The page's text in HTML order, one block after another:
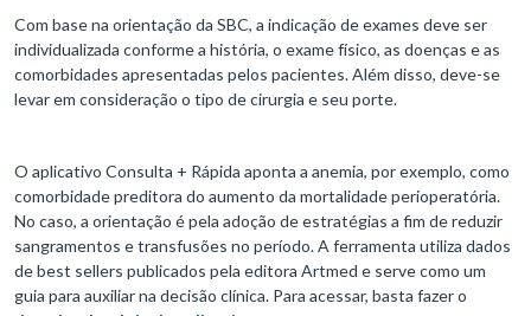
Com base na orientação da SBC, a indicação de exames deve ser
individualizada conforme a história, o exame físico, as doenças e as
comorbidades apresentadas pelos pacientes. Além disso, deve-se
levar em consideração o tipo de cirurgia e seu porte.
O aplicativo Consulta + Rápida aponta a anemia, por exemplo, como
comorbidade preditora do aumento da mortalidade perioperatória.
No caso, a orientação é pela adoção de estratégias a fim de reduzir
sangramentos e transfusões no período. A ferramenta utiliza dados
de best sellers publicados pela editora Artmed e serve como um
guia para auxiliar na decisão clínica. Para acessar, basta fazer o